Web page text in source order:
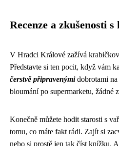
Recenze a zkušenosti
V Hradci Králové zažívá
Představte si ten pocit, když vám
čerstvě připravenýmidobrotami na
bloumání po supermarketu, žádné
Konečně můžete hodit starosti s
tomu, co máte fakt rádi. Zajít si
nebo si prostě jen tak číst knížku.